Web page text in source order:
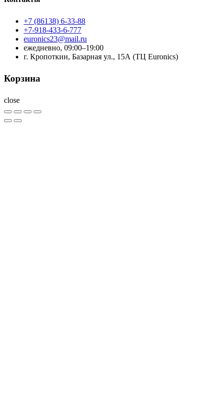
+7 (86138) 6-33-88
+7-918-433-6-777
euronics23@mail.ru
ежедневно, 09:00–19:00
г. Кропоткин, Базарная ул., 15А (ТЦ Euronics)
Корзина
close